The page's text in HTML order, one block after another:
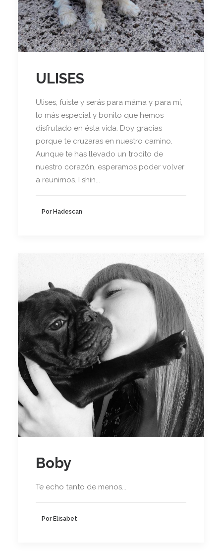
ULISES
Ulises, fuiste y serás para máma y para mí,
lo más especial y bonito que hemos
disfrutado en ésta vida. Doy gracias
porque te cruzaras en nuestro camino.
Aunque te has llevado un trocito de
nuestro corazón, esperamos poder volver
a reunirnos. I shin...
Por Hadescan
Boby
Te echo tanto de menos...
Por Elisabet